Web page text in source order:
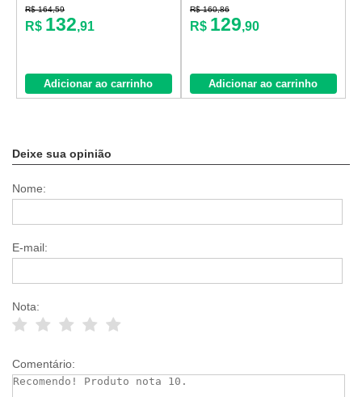
R$ 164,59
R$ 132,91
Adicionar ao carrinho
R$ 160,86
R$ 129,90
Adicionar ao carrinho
Deixe sua opinião
Nome:
E-mail:
Nota:
Comentário: